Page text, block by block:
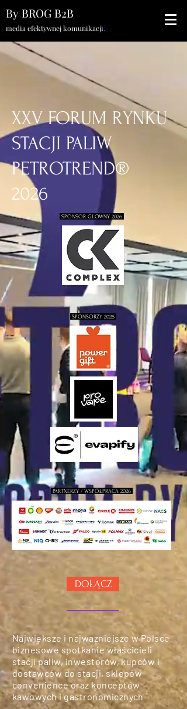
By BROG B2B
media efektywnej komunikacji.
XXV FORUM RYNKU
STACJI PALIW
PETROTREND®
2026
SPONSOR GŁÓWNY 2026
SPONSORZY 2026
PARTNERZY / WSPÓŁPRACA 2026
DOŁĄCZ
Największe i najważniejsze w Polsce
biznesowe spotkanie właścicieli
stacji paliw, inwestorów, kupców i
dostawców do stacji, sklepów
convenience oraz konceptów
kawowych i gastronomicznych